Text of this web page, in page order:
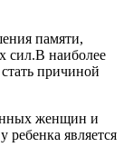
памяти,
сил.В наиболее
причиной
женщин и
ребенка является